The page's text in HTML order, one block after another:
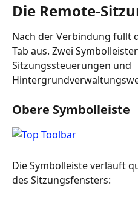
Die Remote-
Nach der Verbindung füllt
Tab aus. Zwei
Sitzungssteuerungen und
Obere Symbolleiste
Die Symbolleiste verläuft
des Sitzungsfensters: